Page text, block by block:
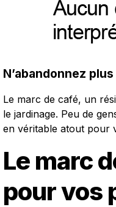
N’abandonnez
Le marc de café, un
le jardinage. Peu de
en véritable atout pour
Le marc
pour vos